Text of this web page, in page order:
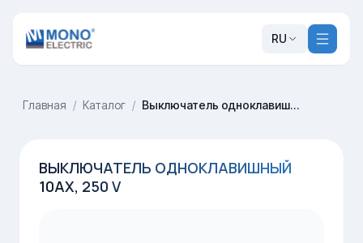
RU
Главная / Каталог / Выключатель одноклавишный 10AX, 250 V
ВЫКЛЮЧАТЕЛЬ ОДНОКЛАВИШНЫЙ
10AX, 250 V